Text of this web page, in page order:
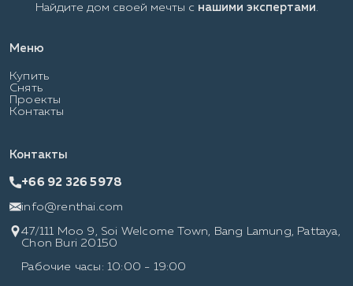
Меню
Купить
Снять
Проекты
Контакты
Найдите дом своей мечты с нашими экспертами
Контакты
+66 92 326 5978
info@renthai.com
47/111 Moo 9, Soi Welcome Town, Bang Lamung, Pattaya,
Chon Buri 20150
Рабочие часы: 10:00 - 19:00